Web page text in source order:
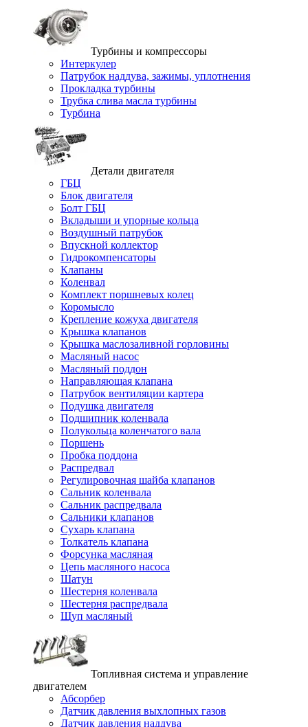
Турбины и компрессоры
Интеркулер
Патрубок наддува, зажимы, уплотнения
Прокладка турбины
Трубка слива масла турбины
Турбина
Детали двигателя
ГБЦ
Блок двигателя
Болт ГБЦ
Вкладыши и упорные кольца
Воздушный патрубок
Впускной коллектор
Гидрокомпенсаторы
Клапаны
Коленвал
Комплект поршневых колец
Коромысло
Крепление кожуха двигателя
Крышка клапанов
Крышка маслозаливной горловины
Масляный насос
Масляный поддон
Направляющая клапана
Патрубок вентиляции картера
Подушка двигателя
Подшипник коленвала
Полукольца коленчатого вала
Поршень
Пробка поддона
Распредвал
Регулировочная шайба клапанов
Сальник коленвала
Сальник распредвала
Сальники клапанов
Сухарь клапана
Толкатель клапана
Форсунка масляная
Цепь масляного насоса
Шатун
Шестерня коленвала
Шестерня распредвала
Щуп масляный
Топливная система и управление
двигателем
Абсорбер
Датчик давления выхлопных газов
Датчик давления наддува